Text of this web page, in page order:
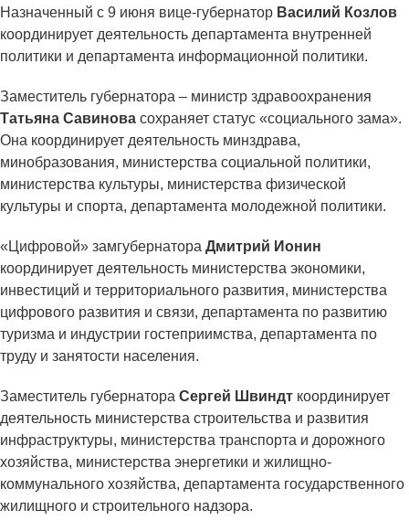
Назначенный с 9 июня вице-губернатор Василий Козлов
координирует деятельность департамента внутренней
политики и департамента информационной политики.
Заместитель губернатора – министр здравоохранения
Татьяна Савинова сохраняет статус «социального зама».
Она координирует деятельность минздрава,
минобразования, министерства социальной политики,
министерства культуры, министерства физической
культуры и спорта, департамента молодежной политики.
«Цифровой» замгубернатора Дмитрий Ионин
координирует деятельность министерства экономики,
инвестиций и территориального развития, министерства
цифрового развития и связи, департамента по развитию
туризма и индустрии гостеприимства, департамента по
труду и занятости населения.
Заместитель губернатора Сергей Швиндт координирует
деятельность министерства строительства и развития
инфраструктуры, министерства транспорта и дорожного
хозяйства, министерства энергетики и жилищно-
коммунального хозяйства, департамента государственного
жилищного и строительного надзора.